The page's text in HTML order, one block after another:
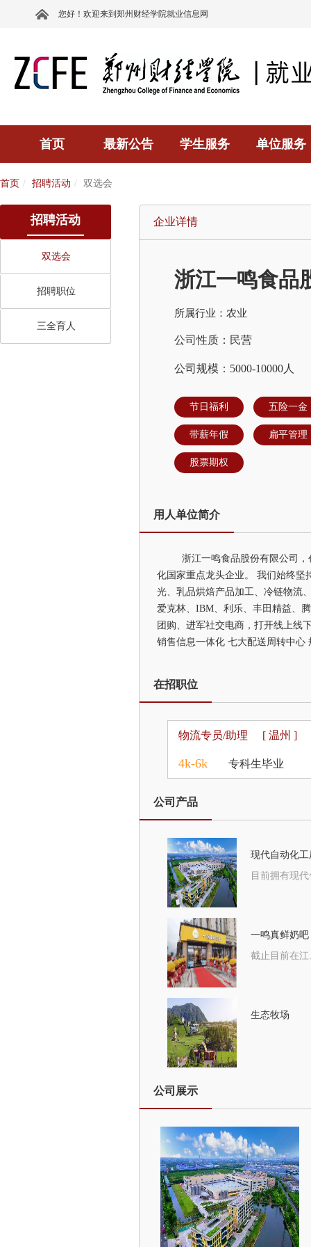
您好！欢迎来到郑州财经学院就业信息网
首页 最新公告 学生服务 单位服务
首页 招聘活动 双选会
招聘活动
双选会
招聘职位
三全育人
企业详情
浙江一鸣食品
所属行业：农业
公司性质：民营
公司规模：5000-10000人
节日福利 五险一金
带薪年假 扁平管理
股票期权
用人单位简介
浙江一鸣食品股份有限公司
化国家重点龙头企业。 我们始终坚
光、乳品烘焙产品加工、冷链物流
爱克林、IBM、利乐、丰田精益、
团购、进军社交电商，打开线上线
销售信息一体化 七大配送周转中心
在招职位
物流专员/助理 [ 温州 ]
4k-6k 专科生毕业
公司产品
现代自动化工
一鸣真鲜奶吧
生态牧场
公司展示